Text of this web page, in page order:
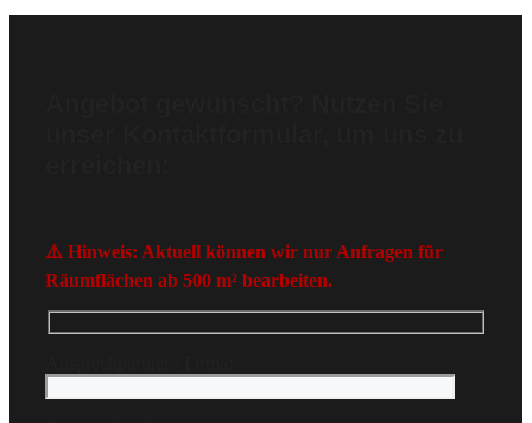
⚠️ Hinweis: Aktuell können wir nur Anfragen für
Räumflächen ab 500 m² bearbeiten.